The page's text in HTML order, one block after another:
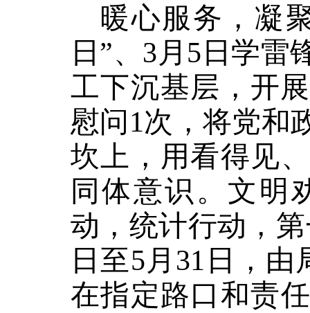
暖心服务，凝
日”、 3 月 5 日学雷
工下沉基层，开
慰问 1次，将党和
坎上，用看得见
同体意识。 文明
动，统计行动，
日至5 月 31 日，由
在指定路口和责